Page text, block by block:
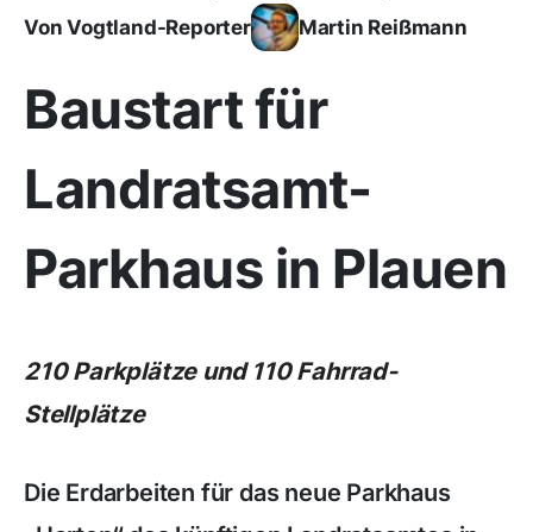
Von Vogtland-Reporter Martin Reißmann
Baustart für
Landratsamt-
Parkhaus in Plauen
210 Parkplätze und 110 Fahrrad-
Stellplätze
Die Erdarbeiten für das neue Parkhaus